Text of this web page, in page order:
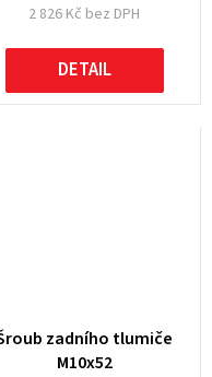
2 826 Kč bez DPH
DETAIL
zadního tlumiče
M10x52